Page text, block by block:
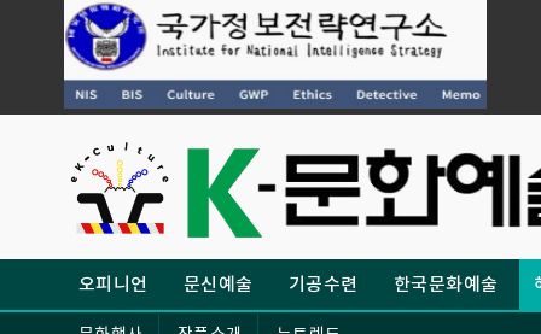
오피니언 문신예술 기공수련 한국문화예술